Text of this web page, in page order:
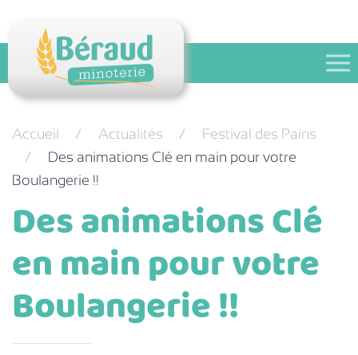
Festival des pains
Accueil Actualités
Festival des Pains
Des animations Clé en main pour votre
Boulangerie !!
Des animations Clé
en main pour votre
Boulangerie !!